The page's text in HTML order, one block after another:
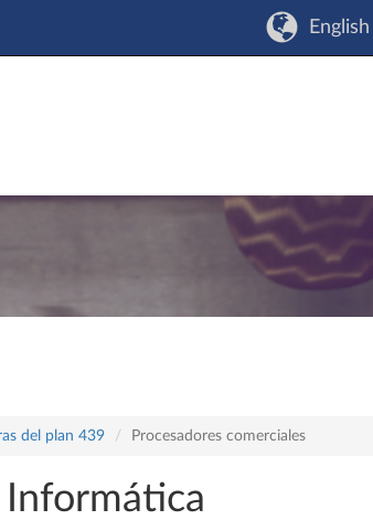
English
del plan 439 Procesadores comerciales